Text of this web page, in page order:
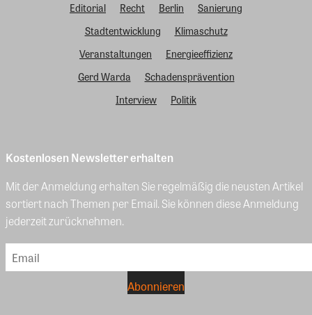
Editorial
Recht Berlin
Sanierung
Stadtentwicklung
Klimaschutz
Veranstaltungen
Energieeffizienz
Gerd Warda
Schadensprävention
Interview
Politik
Kostenlosen Newsletter erhalten
Mit der Anmeldung erhalten Sie regelmäßig die neusten Artikel
sortiert nach Themen per Email. Sie können diese Anmeldung
jederzeit zurücknehmen.